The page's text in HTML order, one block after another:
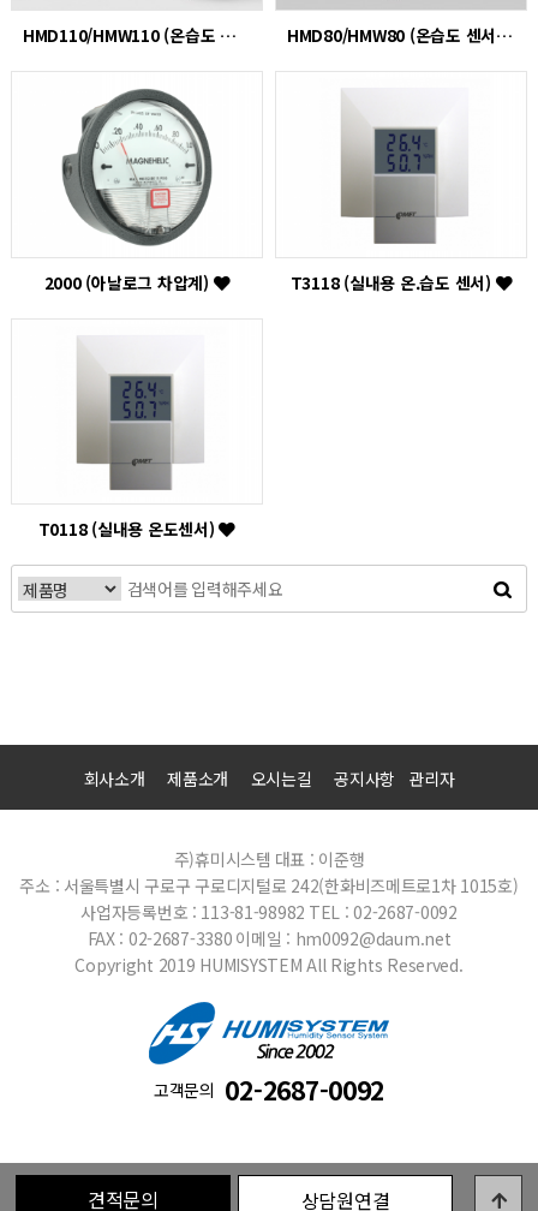
HMD110/HMW110 (온습도 센서) HMD80/HMW80 (온습도 센서)
2000 (아날로그 차압계) T3118 (실내용 온.습도 센서)
T0118 (실내용 온도센서)
회사소개 제품소개 오시는길 공지사항 관리자
주)휴미시스템 대표 : 이준행
주소 : 서울특별시 구로구 구로디지털로 242(한화비즈메트로1차 1015호)
사업자등록번호 : 113-81-98982 TEL : 02-2687-0092
FAX : 02-2687-3380 이메일 : hm0092@daum.net
Copyright 2019 HUMISYSTEM All Rights Reserved.
고객문의 02-2687-0092
견적문의 상담원연결